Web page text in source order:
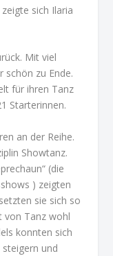
sich Ilaria
Mit viel
schön zu Ende.
für ihren Tanz
Starterinnen.
an der Reihe.
Showtanz.
(die
) zeigten
sie sich so
von Tanz wohl
konnten sich
und